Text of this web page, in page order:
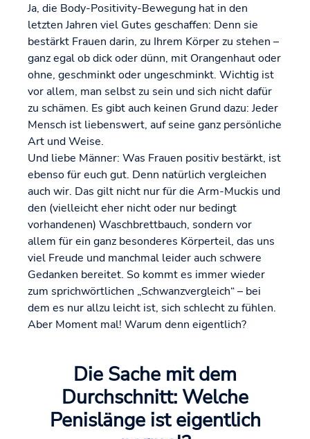
Ja, die Body-Positivity-Bewegung hat in den
letzten Jahren viel Gutes geschaffen: Denn sie
bestärkt Frauen darin, zu Ihrem Körper zu stehen –
ganz egal ob dick oder dünn, mit Orangenhaut oder
ohne, geschminkt oder ungeschminkt. Wichtig ist
vor allem, man selbst zu sein und sich nicht dafür
zu schämen. Es gibt auch keinen Grund dazu: Jeder
Mensch ist liebenswert, auf seine ganz persönliche
Art und Weise.
Und liebe Männer: Was Frauen positiv bestärkt, ist
ebenso für euch gut. Denn natürlich vergleichen
auch wir. Das gilt nicht nur für die Arm-Muckis und
den (vielleicht eher nicht oder nur bedingt
vorhandenen) Waschbrettbauch, sondern vor
allem für ein ganz besonderes Körperteil, das uns
viel Freude und manchmal leider auch schwere
Gedanken bereitet. So kommt es immer wieder
zum sprichwörtlichen „Schwanzvergleich“ – bei
dem es nur allzu leicht ist, sich schlecht zu fühlen.
Aber Moment mal! Warum denn eigentlich?
Die Sache mit dem
Durchschnitt: Welche
Penislänge ist eigentlich